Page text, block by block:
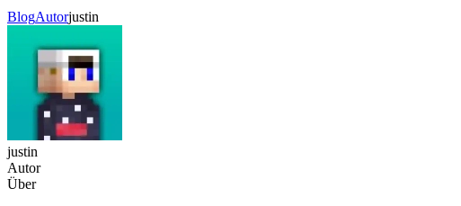
BlogAutorjustin
justin
Autor
Über